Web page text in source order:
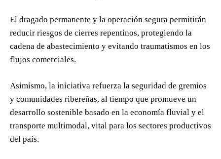
El dragado permanente y la operación segura permitirán
reducir riesgos de cierres repentinos, protegiendo la
cadena de abastecimiento y evitando traumatismos en los
flujos comerciales.
Asimismo, la iniciativa refuerza la seguridad de gremios
y comunidades ribereñas, al tiempo que promueve un
desarrollo sostenible basado en la economía fluvial y el
transporte multimodal, vital para los sectores productivos
del país.